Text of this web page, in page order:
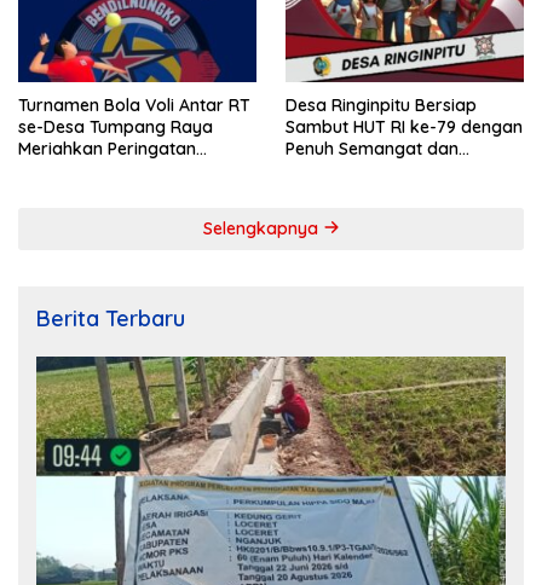
Turnamen Bola Voli Antar RT
se-Desa Tumpang Raya
Meriahkan Peringatan
Desa Ringinpitu Bersiap
Sambut HUT RI ke-79 dengan
Penuh Semangat dan
Selengkapnya
Berita Terbaru